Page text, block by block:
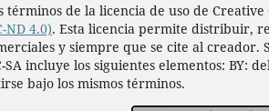
de la licencia de uso de Creative
ND 4.0). Esta licencia permite distribuir,
y siempre que se cite al
incluye los siguientes elementos: BY:
bajo los mismos términos.